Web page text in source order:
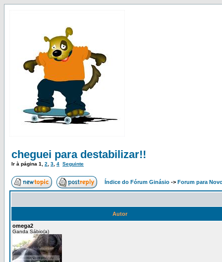
cheguei para destabilizar!!
Ir à página 1 2 3 4 Seguinte
Índice do Fórum Ginásio -> Forum para
Autor
omega2
Ganda Sábio(a)